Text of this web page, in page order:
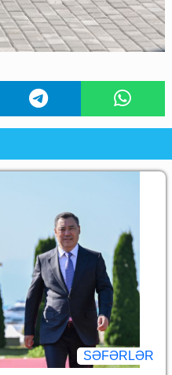
SƏFƏRLƏR